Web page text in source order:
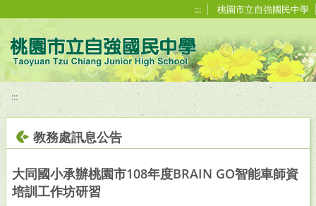
::: 桃園市立自強國民中學
:::
教務處訊息公告
大同國小承辦桃園市108年度BRAIN GO智能車師資
培訓工作坊研習